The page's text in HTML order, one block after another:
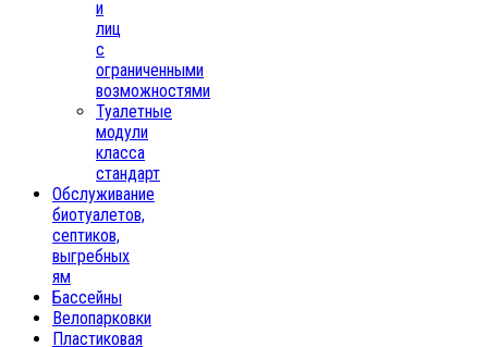
и
лиц
с
ограниченными
возможностями
Туалетные
модули
класса
стандарт
Обслуживание
биотуалетов,
септиков,
выгребных
ям
Бассейны
Велопарковки
Пластиковая